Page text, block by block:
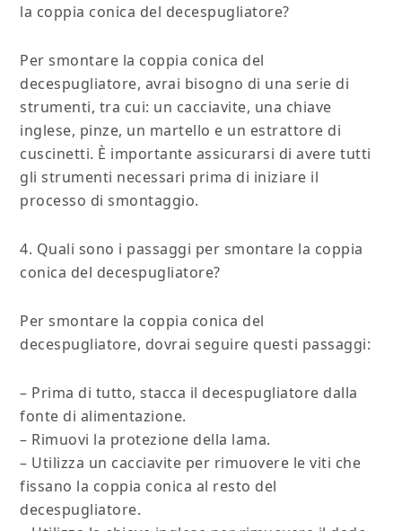
la coppia conica del decespugliatore?
Per smontare la coppia conica del
decespugliatore, avrai bisogno di una serie di
strumenti, tra cui: un cacciavite, una chiave
inglese, pinze, un martello e un estrattore di
cuscinetti. È importante assicurarsi di avere tutti
gli strumenti necessari prima di iniziare il
processo di smontaggio.
4. Quali sono i passaggi per smontare la coppia
conica del decespugliatore?
Per smontare la coppia conica del
decespugliatore, dovrai seguire questi passaggi:
– Prima di tutto, stacca il decespugliatore dalla
fonte di alimentazione.
– Rimuovi la protezione della lama.
– Utilizza un cacciavite per rimuovere le viti che
fissano la coppia conica al resto del
decespugliatore.